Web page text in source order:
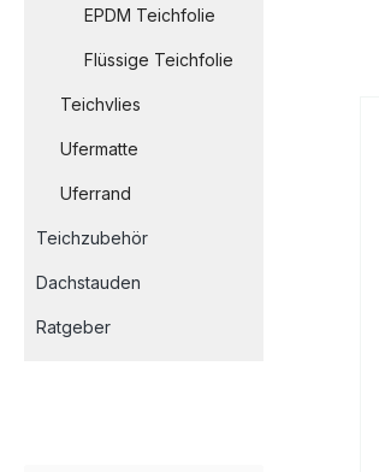
EPDM Teichfolie
Flüssige Teichfolie
Teichvlies
Ufermatte
Uferrand
Teichzubehör
Dachstauden
Ratgeber